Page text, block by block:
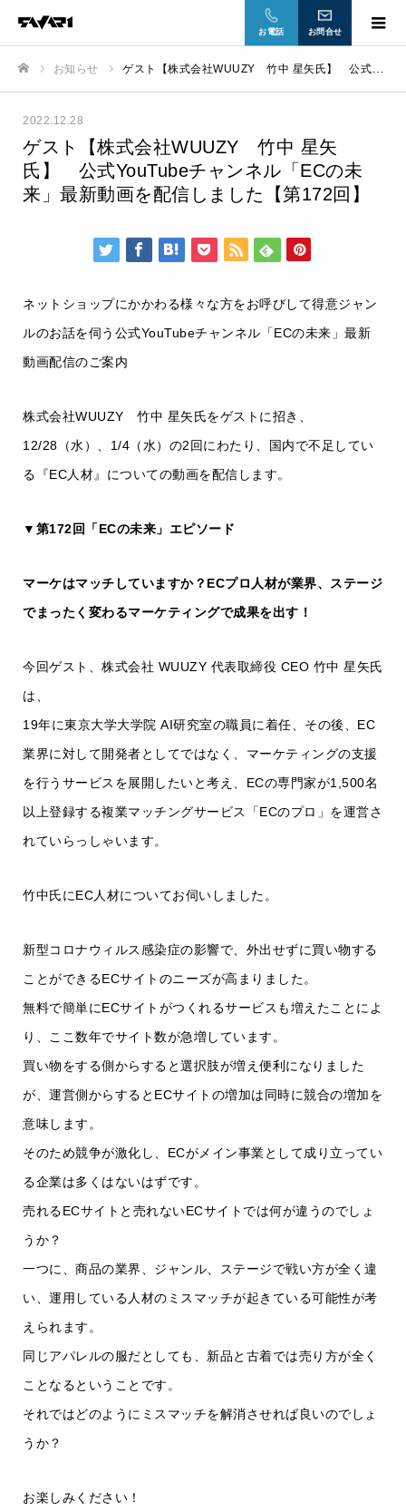
お電話 お問合せ
お知らせ ゲスト【株式会社WUUZY 竹中 星矢氏】 公式YouTubeチャンネル「ECの未来」最新動画を配信しました【第172回】
2022.12.28
ゲスト【株式会社WUUZY 竹中 星矢
氏】 公式YouTubeチャンネル「ECの未
来」最新動画を配信しました【第172回】
ネットショップにかかわる様々な方をお呼びして得意ジャン
ルのお話を伺う公式YouTubeチャンネル「ECの未来」最新
動画配信のご案内
株式会社WUUZY 竹中 星矢氏をゲストに招き、
12/28（水）、1/4（水）の2回にわたり、国内で不足してい
る『EC人材』についての動画を配信します。
▼第172回「ECの未来」エピソード
マーケはマッチしていますか？ECプロ人材が業界、ステージ
でまったく変わるマーケティングで成果を出す！
今回ゲスト、株式会社 WUUZY 代表取締役 CEO 竹中 星矢氏
は、
19年に東京大学大学院 AI研究室の職員に着任、その後、EC
業界に対して開発者としてではなく、マーケティングの支援
を行うサービスを展開したいと考え、ECの専門家が1,500名
以上登録する複業マッチングサービス「ECのプロ」を運営さ
れていらっしゃいます。
竹中氏にEC人材についてお伺いしました。
新型コロナウィルス感染症の影響で、外出せずに買い物する
ことができるECサイトのニーズが高まりました。
無料で簡単にECサイトがつくれるサービスも増えたことによ
り、ここ数年でサイト数が急増しています。
買い物をする側からすると選択肢が増え便利になりました
が、運営側からするとECサイトの増加は同時に競合の増加を
意味します。
そのため競争が激化し、ECがメイン事業として成り立ってい
る企業は多くはないはずです。
売れるECサイトと売れないECサイトでは何が違うのでしょ
うか？
一つに、商品の業界、ジャンル、ステージで戦い方が全く違
い、運用している人材のミスマッチが起きている可能性が考
えられます。
同じアパレルの服だとしても、新品と古着では売り方が全く
ことなるということです。
それではどのようにミスマッチを解消させれば良いのでしょ
うか？
お楽しみください！